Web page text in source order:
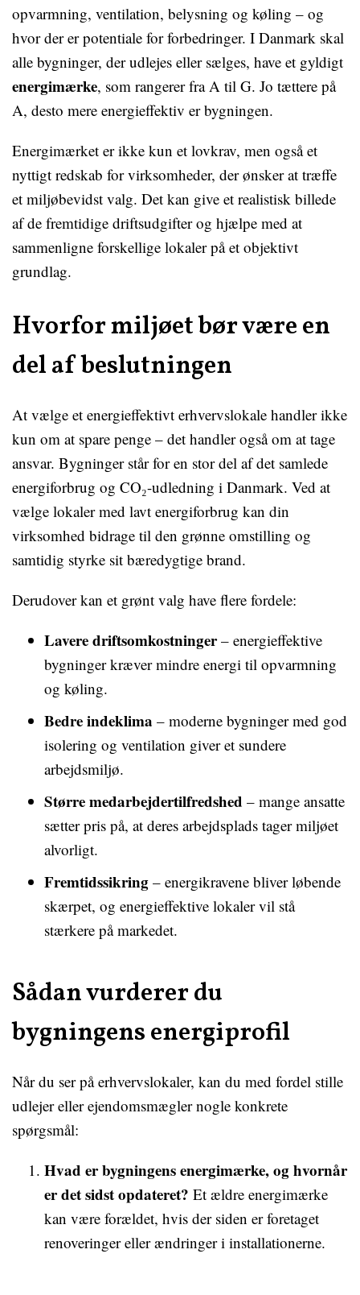
opvarmning, ventilation, belysning og køling – og
hvor der er potentiale for forbedringer. I Danmark skal
alle bygninger, der udlejes eller sælges, have et gyldigt
energimærke, som rangerer fra A til G. Jo tættere på
A, desto mere energieffektiv er bygningen.
Energimærket er ikke kun et lovkrav, men også et
nyttigt redskab for virksomheder, der ønsker at træffe
et miljøbevidst valg. Det kan give et realistisk billede
af de fremtidige driftsudgifter og hjælpe med at
sammenligne forskellige lokaler på et objektivt
grundlag.
Hvorfor miljøet bør være en
del af beslutningen
At vælge et energieffektivt erhvervslokale handler ikke
kun om at spare penge – det handler også om at tage
ansvar. Bygninger står for en stor del af det samlede
energiforbrug og CO₂-udledning i Danmark. Ved at
vælge lokaler med lavt energiforbrug kan din
virksomhed bidrage til den grønne omstilling og
samtidig styrke sit bæredygtige brand.
Derudover kan et grønt valg have flere fordele:
Lavere driftsomkostninger– energieffektive
bygninger kræver mindre energi til opvarmning
og køling.
Bedre indeklima – moderne bygninger med god
isolering og ventilation giver et sundere
arbejdsmiljø.
Større medarbejdertilfredshed – mange ansatte
sætter pris på, at deres arbejdsplads tager miljøet
alvorligt.
Fremtidssikring – energikravene bliver løbende
skærpet, og energieffektive lokaler vil stå
stærkere på markedet.
Sådan vurderer du
bygningens energiprofil
Når du ser på erhvervslokaler, kan du med fordel stille
udlejer eller ejendomsmægler nogle konkrete
spørgsmål:
Hvad er bygningens energimærke, og hvornår
er det sidst opdateret? Et ældre energimærke
kan være forældet, hvis der siden er foretaget
renoveringer eller ændringer i installationerne.